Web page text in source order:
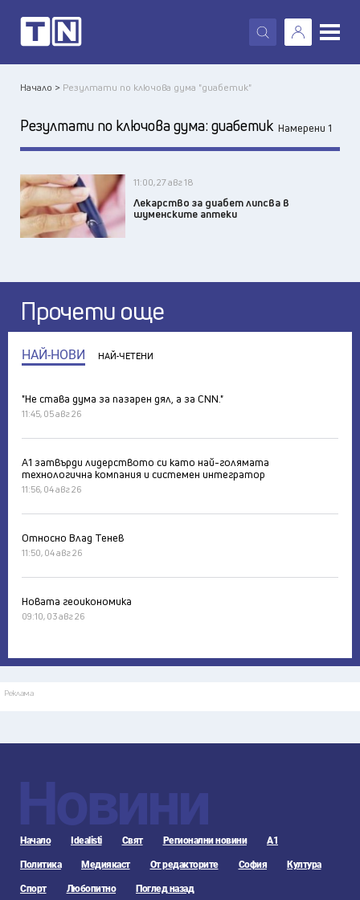
X
Начало > Резултати по ключова дума "диабетик"
Резултати по ключова дума: диабетик Намерени 1
11:00, 27 авг 18
Лекарство за диабет липсва в
шуменските аптеки
Прочети още
НАЙ-НОВИ НАЙ-ЧЕТЕНИ
"Не става дума за пазарен дял, а за CNN."
11:45, 05 авг 26
А1 затвърди лидерството си като най-голямата
технологична компания и системен интегратор
11:56, 04 авг 26
Относно Влад Тенев
11:50, 04 авг 26
Новата геоикономика
09:10, 03 авг 26
Реклама
Новини
Начало Idealisti Свят Регионални новини А1
Политика Медиякаст От редакторите София Култура
Спорт Любопитно Поглед назад